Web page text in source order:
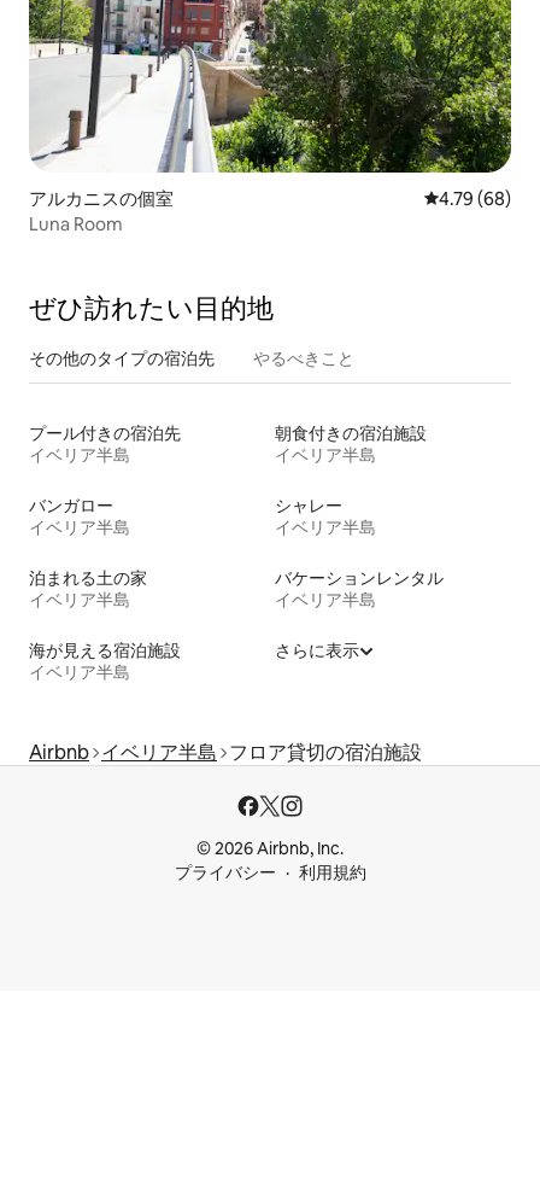
アルカニスの個室 レビュー68
4.79 (68)
Luna Room
ぜひ訪⁠れ⁠た⁠い目⁠的⁠地
その他のタ⁠イ⁠プ⁠の宿⁠泊⁠先 やるべきこと
プール付きの宿泊先
イベリア半島
朝食付きの宿泊施設
イベリア半島
バンガロー
イベリア半島
シャレー
イベリア半島
泊まれる土の家
イベリア半島
バケーションレンタル
イベリア半島
海が見える宿泊施設
イベリア半島
さらに表示
Airbnb イベリア半島 フロア貸切の宿泊施設
© 2026 Airbnb, Inc.
プライバシー
利用規約